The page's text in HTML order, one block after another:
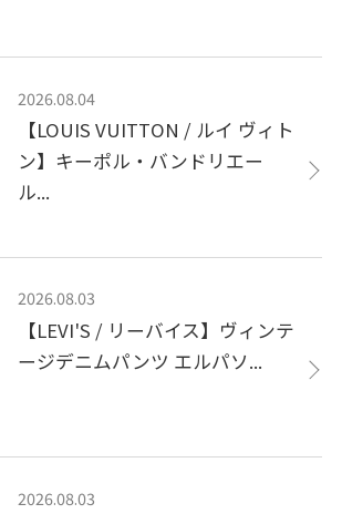
2026.08.04
【LOUIS VUITTON / ルイ ヴィト
ン】キーポル・バンドリエー
ル...
2026.08.03
【LEVI'S / リーバイス】ヴィンテ
ージデニムパンツ エルパソ...
2026.08.03